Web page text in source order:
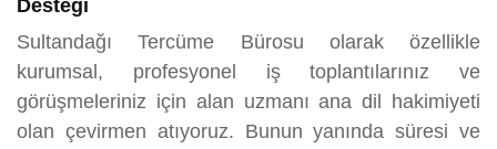
Desteği
Sultandağı Tercüme Bürosu olarak özellikle
kurumsal, profesyonel iş toplantılarınız ve
görüşmeleriniz için alan uzmanı ana dil hakimiyeti
olan çevirmen atıyoruz. Bunun yanında süresi ve